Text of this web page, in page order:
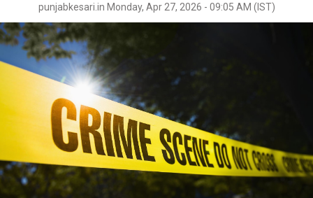
punjabkesari.in Monday, Apr 27, 2026 - 09:05 AM (IST)